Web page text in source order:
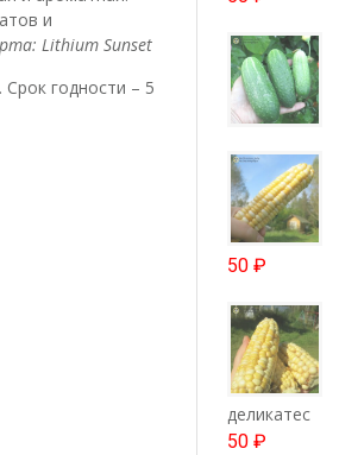
и
Lithium Sunset
годности – 5
50 ₽
деликатес
50 ₽